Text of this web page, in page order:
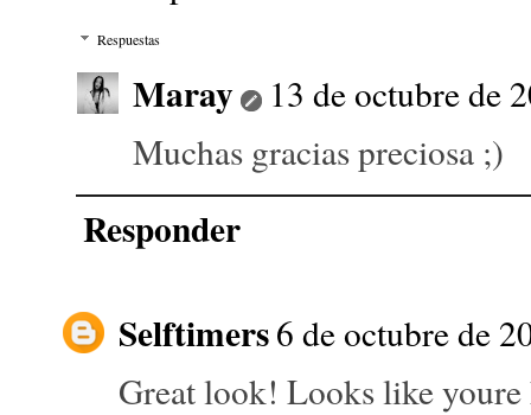
Respuestas
Maray
13 de octubre de
Muchas gracias preciosa ;)
Responder
Selftimers6 de octubre de
Great look! Looks like